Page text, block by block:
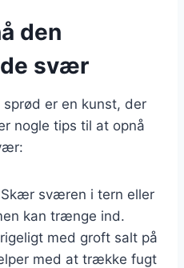
den
svær
er en kunst, der
nogle tips til at opnå
sværen i tern eller
kan trænge ind.
med groft salt på
med at trække fugt